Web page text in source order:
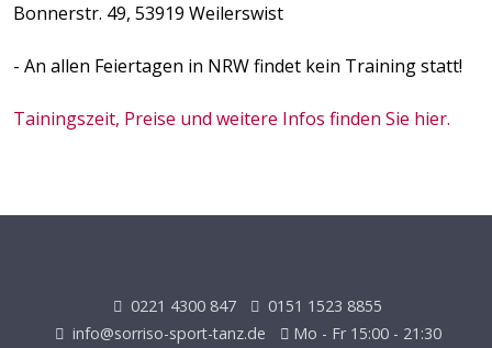
Bonnerstr. 49, 53919 Weilerswist
- An allen Feiertagen in NRW findet kein Training statt!
Tainingszeit, Preise und weitere Infos finden Sie hier.
0221 4300 847
0151 1523 8855
info@sorriso-sport-tanz.de
Mo - Fr 15:00 - 21:30